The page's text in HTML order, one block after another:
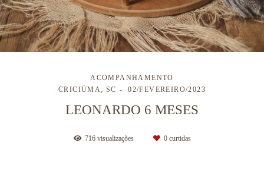
ACOMPANHAMENTO
CRICIÚMA, SC
02/FEVEREIRO/2023
LEONARDO 6 MESES
716visualizações 0curtidas